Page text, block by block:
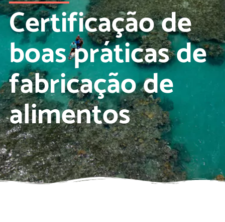
Certificação de
boas práticas de
fabricação de
alimentos